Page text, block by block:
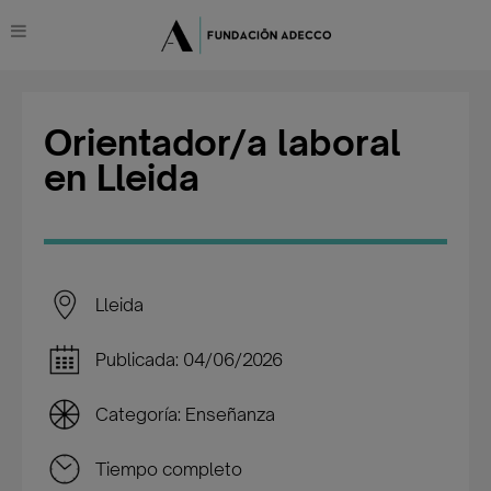
Orientador/a laboral
en Lleida
Lleida
Publicada: 04/06/2026
Categoría: Enseñanza
Tiempo completo